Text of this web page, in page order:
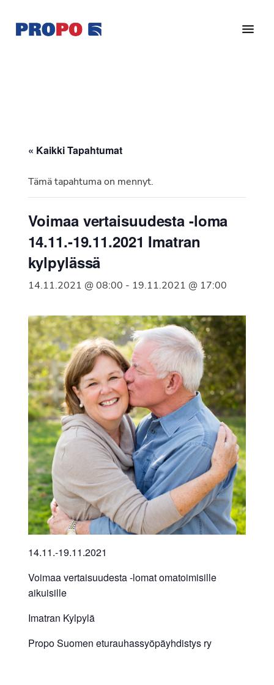
pääsisältöön
alatunnisteeseen
Ry
vuonna
Suomen
Syöpäyhdistyksen
jäsenjärjestö.
« Kaikki Tapahtumat
Tämä tapahtuma on mennyt.
Voimaa vertaisuudesta -loma
14.11.-19.11.2021 Imatran
kylpylässä
14.11.2021 @ 08:00 - 19.11.2021 @ 17:00
14.11.-19.11.2021
Voimaa vertaisuudesta -lomat omatoimisille
aikuisille
Imatran Kylpylä
Propo Suomen eturauhassyöpäyhdistys ry